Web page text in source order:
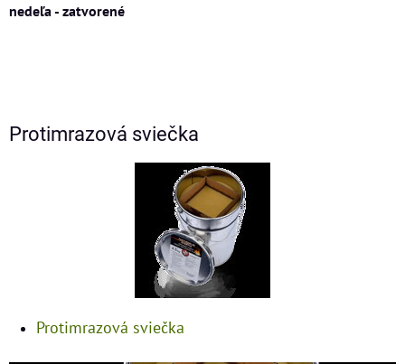
nedeľa - zatvorené
Protimrazová sviečka
Protimrazová sviečka